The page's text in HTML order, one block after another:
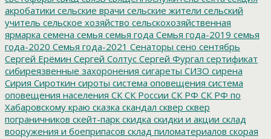
акробатики сельские врачи сельские жители сельский
учитель сельское хозяйство сельскохозяйственная
ярмарка семена семья семья года Семья года-2019 семья
года-2020 Семья года-2021 Сенаторы сено сентябрь
Сергей Ерёмин Сергей Солтус Сергей Фургал сертификат
сибиреязвенные захоронения сигареты СИЗО сирена
Сирия Сироткин сироты система оповещения система
оповещения населения СК СК России СК РФ СК РФ по
Хабаровскому краю сказка скандал сквер сквер
пограничников скейт-парк скидка скидки и акции склад
вооружения и боеприпасов склад пиломатериалов скорая